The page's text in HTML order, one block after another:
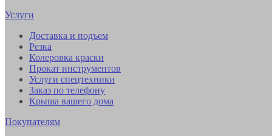
Услуги
Доставка и подъем
Резка
Колеровка краски
Прокат инструментов
Услуги спецтехники
Заказ по телефону
Крыша вашего дома
Покупателям